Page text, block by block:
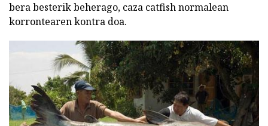
bera besterik beherago, caza catfish normalean
korrontearen kontra doa.